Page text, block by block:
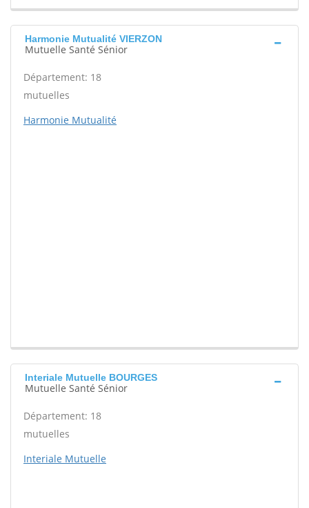
Harmonie Mutualité VIERZON
Mutuelle Santé Sénior
Département: 18
mutuelles
Harmonie Mutualité
Interiale Mutuelle BOURGES
Mutuelle Santé Sénior
Département: 18
mutuelles
Interiale Mutuelle